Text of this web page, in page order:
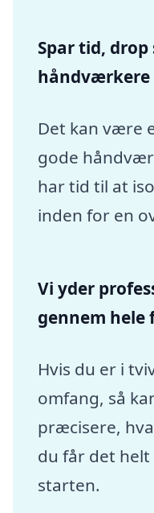
Spar tid,
Det kan være
gode
har tid til at
inden for en
Vi yder
gennem hele
Hvis du er i
omfang, så
præcisere,
du får det
starten.